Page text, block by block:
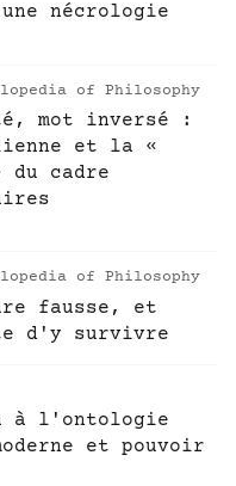
nécrologie
of Philosophy
mot inversé :
et la «
du cadre
of Philosophy
fausse, et
d'y survivre
à l'ontologie
et pouvoir